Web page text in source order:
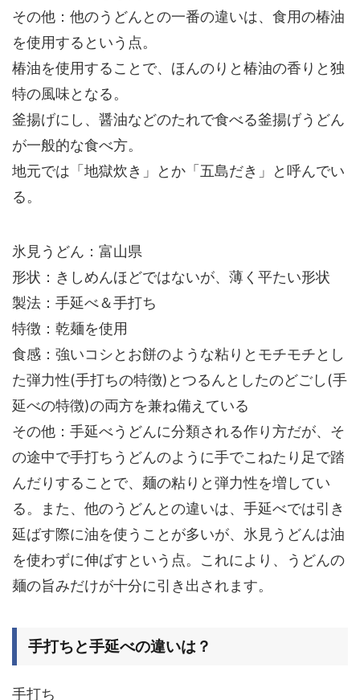
その他：他のうどんとの一番の違いは、食用の椿油
を使用するという点。
椿油を使用することで、ほんのりと椿油の香りと独
特の風味となる。
釜揚げにし、醤油などのたれで食べる釜揚げうどん
が一般的な食べ方。
地元では「地獄炊き」とか「五島だき」と呼んでい
る。
氷見うどん：富山県
形状：きしめんほどではないが、薄く平たい形状
製法：手延べ＆手打ち
特徴：乾麺を使用
食感：強いコシとお餅のような粘りとモチモチとし
た弾力性(手打ちの特徴)とつるんとしたのどごし(手
延べの特徴)の両方を兼ね備えている
その他：手延べうどんに分類される作り方だが、そ
の途中で手打ちうどんのように手でこねたり足で踏
んだりすることで、麺の粘りと弾力性を増してい
る。また、他のうどんとの違いは、手延べでは引き
延ばす際に油を使うことが多いが、氷見うどんは油
を使わずに伸ばすという点。これにより、うどんの
麺の旨みだけが十分に引き出されます。
手打ちと手延べの違いは？
手打ち